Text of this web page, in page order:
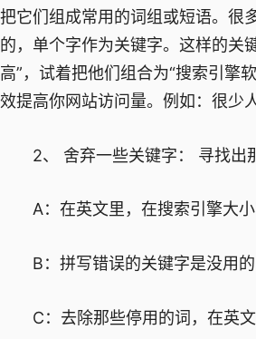
把它们组成常用的词组或短语。很
的，单个字作为关键字。这样的关
高”，试着把他们组合为“搜索引擎
效提高你网站访问量。例如：很少
2、 舍弃一些关键字： 寻找出那
A：在英文里，在搜索引擎大小
B：拼写错误的关键字是没用的
C：去除那些停用的词，在英文